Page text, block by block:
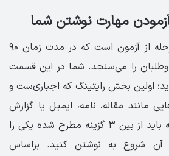
رایتینگ CAE دومین مرحله از آزمون است که در مدت زمان ۹۰
را می‌سنجد. شما در این قسمت
اولین بخش رایتینگ که اجباری‌ست و
مانند مقاله، نامه، ایمیل یا گزارش
بنویسید و بخش دوم که باید از بین ۳ گزینه مطرح شده یکی را
آن شروع به نوشتن کنید. براساس